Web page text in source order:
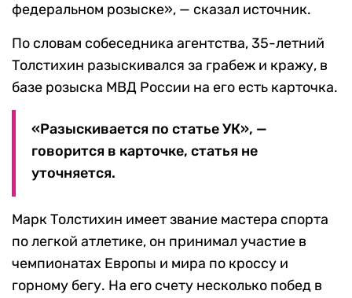
федеральном розыске», — сказал источник.
По словам собеседника агентства, 35-летний
Толстихин разыскивался за грабеж и кражу, в
базе розыска МВД России на его есть карточка.
«Разыскивается по статье УК», —
говорится в карточке, статья не
уточняется.
Марк Толстихин имеет звание мастера спорта
по легкой атлетике, он принимал участие в
чемпионатах Европы и мира по кроссу и
горному бегу. На его счету несколько побед в